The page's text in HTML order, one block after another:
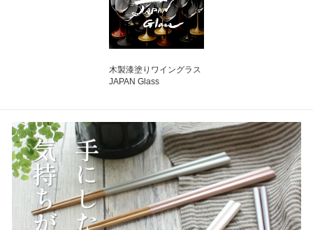
木製漆塗りワイングラス
JAPAN Glass